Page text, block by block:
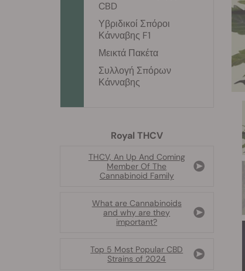
CBD
Υβριδικοί Σπόροι
Κάνναβης F1
Μεικτά Πακέτα
Συλλογή Σπόρων
Κάνναβης
Royal THCV
THCV, An Up And Coming
Member Of The
Cannabinoid Family
What are Cannabinoids
and why are they
important?
Top 5 Most Popular CBD
Strains of 2024